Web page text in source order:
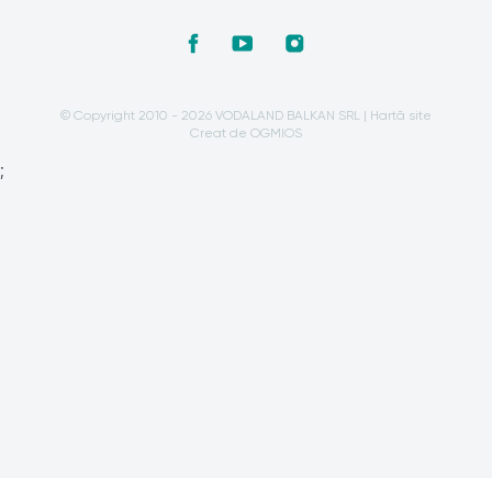
© Copyright 2010 - 2026 VODALAND BALKAN SRL | Hartă site
Creat de OGMIOS
;